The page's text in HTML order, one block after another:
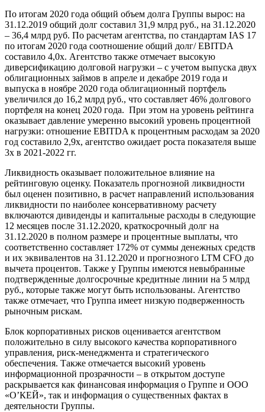
По итогам 2020 года общий объем долга Группы вырос: на
31.12.2019 общий долг составил 31,9 млрд руб., на 31.12.2020
– 36,4 млрд руб. По расчетам агентства, по стандартам IAS 17
по итогам 2020 года соотношение общий долг/ EBITDA
составило 4,0х. Агентство также отмечает высокую
диверсификацию долговой нагрузки – с учетом выпуска двух
облигационных займов в апреле и декабре 2019 года и
выпуска в ноябре 2020 года облигационный портфель
увеличился до 16,2 млрд руб., что составляет 46% долгового
портфеля на конец 2020 года. При этом на уровень рейтинга
оказывает давление умеренно высокий уровень процентной
нагрузки: отношение EBITDA к процентным расходам за 2020
год составило 2,9х, агентство ожидает роста показателя выше
3х в 2021-2022 гг.
Ликвидность оказывает положительное влияние на
рейтинговую оценку. Показатель прогнозной ликвидности
был оценен позитивно, в расчет направлений использования
ликвидности по наиболее консервативному расчету
включаются дивиденды и капитальные расходы в следующие
12 месяцев после 31.12.2020, краткосрочный долг на
31.12.2020 в полном размере и процентные выплаты, что
соответственно составляет 172% от суммы денежных средств
и их эквивалентов на 31.12.2020 и прогнозного LTM CFO до
вычета процентов. Также у Группы имеются невыбранные
подтвержденные долгосрочные кредитные линии на 5 млрд
руб., которые также могут быть использованы. Агентство
также отмечает, что Группа имеет низкую подверженность
рыночным рискам.
Блок корпоративных рисков оценивается агентством
положительно в силу высокого качества корпоративного
управления, риск-менеджмента и стратегического
обеспечения. Также отмечается высокий уровень
информационной прозрачности – в открытом доступе
раскрывается как финансовая информация о Группе и ООО
«О’КЕЙ», так и информация о существенных фактах в
деятельности Группы.